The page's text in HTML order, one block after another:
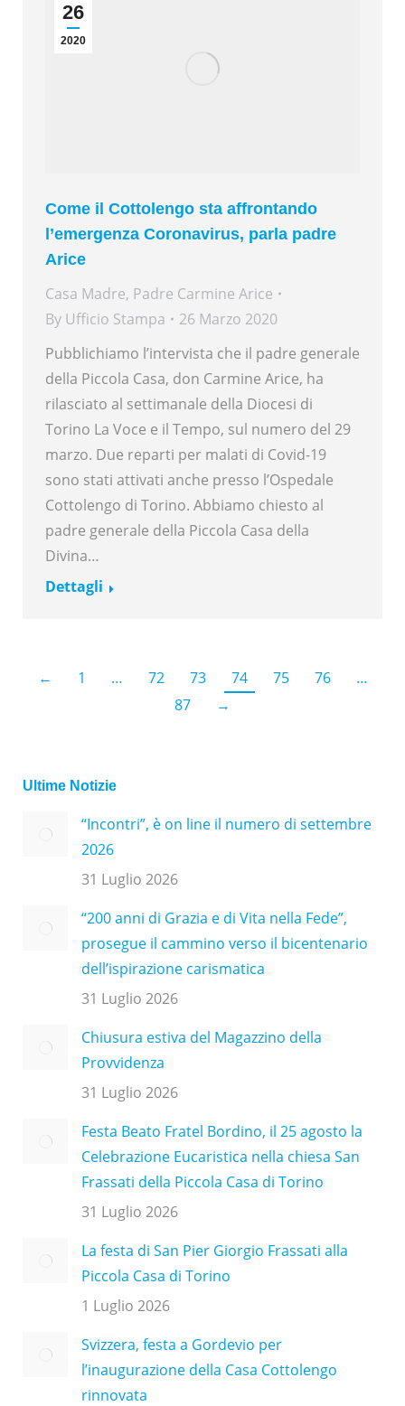
26
2020
Come il Cottolengo sta affrontando
l’emergenza Coronavirus, parla padre
Arice
Casa Madre, Padre Carmine Arice
By Ufficio Stampa
26 Marzo 2020
Pubblichiamo l’intervista che il padre generale
della Piccola Casa, don Carmine Arice, ha
rilasciato al settimanale della Diocesi di
Torino La Voce e il Tempo, sul numero del 29
marzo. Due reparti per malati di Covid-19
sono stati attivati anche presso l’Ospedale
Cottolengo di Torino. Abbiamo chiesto al
padre generale della Piccola Casa della
Divina…
Dettagli
← 1 … 72 73 74 75 76
…
87
→
Ultime Notizie
“Incontri”, è on line il numero di settembre
2026
31 Luglio 2026
“200 anni di Grazia e di Vita nella Fede”,
prosegue il cammino verso il bicentenario
dell’ispirazione carismatica
31 Luglio 2026
Chiusura estiva del Magazzino della
Provvidenza
31 Luglio 2026
Festa Beato Fratel Bordino, il 25 agosto la
Celebrazione Eucaristica nella chiesa San
Frassati della Piccola Casa di Torino
31 Luglio 2026
La festa di San Pier Giorgio Frassati alla
Piccola Casa di Torino
1 Luglio 2026
Svizzera, festa a Gordevio per
l’inaugurazione della Casa Cottolengo
rinnovata